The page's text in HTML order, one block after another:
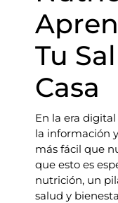
Tu
Casa
En la era
la información
más fácil que
que esto es
nutrición, un
salud y